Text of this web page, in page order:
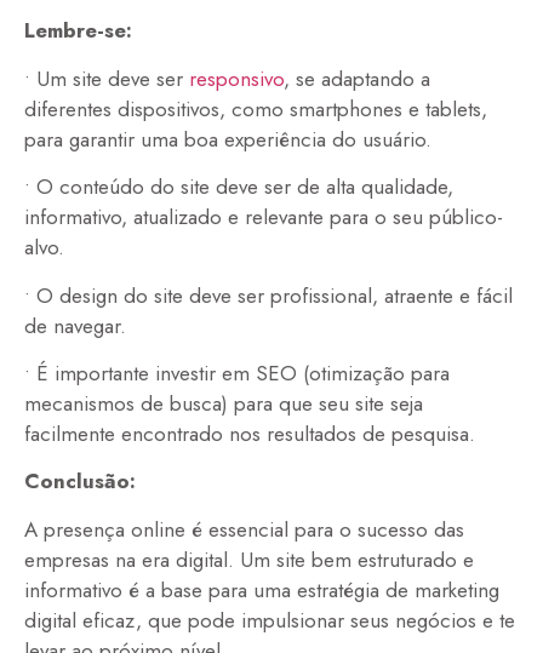
Lembre-se:
• Um site deve ser responsivo, se adaptando a
diferentes dispositivos, como smartphones e tablets,
para garantir uma boa experiência do usuário.
• O conteúdo do site deve ser de alta qualidade,
informativo, atualizado e relevante para o seu público-
alvo.
• O design do site deve ser profissional, atraente e fácil
de navegar.
• É importante investir em SEO (otimização para
mecanismos de busca) para que seu site seja
facilmente encontrado nos resultados de pesquisa.
Conclusão:
A presença online é essencial para o sucesso das
empresas na era digital. Um site bem estruturado e
informativo é a base para uma estratégia de marketing
digital eficaz, que pode impulsionar seus negócios e te